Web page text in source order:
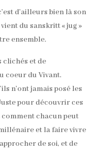
d’ailleurs bien là son
du sanskritt « jug »
ensemble.
clichés et de
coeur du Vivant.
n’ont jamais posé les
pour découvrir ces
comment chacun peut
et la faire vivre
de soi, et de